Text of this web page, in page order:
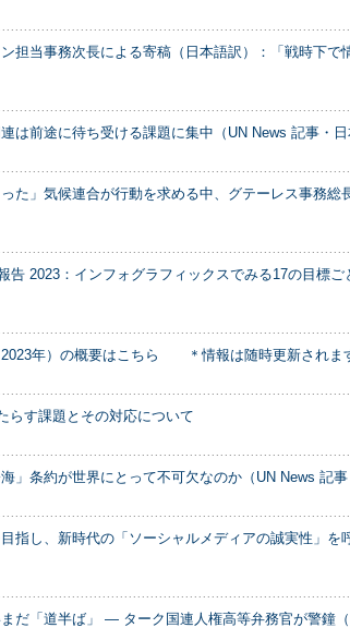
担当事務次長による寄稿（日本語訳）：「戦時下で
前途に待ち受ける課題に集中（UN News 記事・日
た」気候連合が行動を求める中、グテーレス事務総
告 2023：インフォグラフィックスでみる17の目標
2023年）の概要はこちら ＊情報は随時更新されま
らす課題とその対応について
」条約が世界にとって不可欠なのか（UN News 記事
指し、新時代の「ソーシャルメディアの誠実性」を
だ「道半ば」 ― ターク国連人権高等弁務官が警鐘